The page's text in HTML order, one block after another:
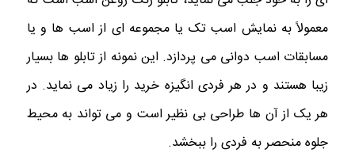
معمولاً به نمایش اسب تک یا مجموعه ای از اسب ها و یا
مسابقات اسب دوانی می‌ پردازد. ایننمونه از تابلو ها بسیار
زیبا هستند و در هر فردی انگیزه خرید را زیاد می نماید. در
هر یک از آن ها طراحی بی نظیر است و می تواند به محیط
جلوه منحصر به فردی را ببخشد.